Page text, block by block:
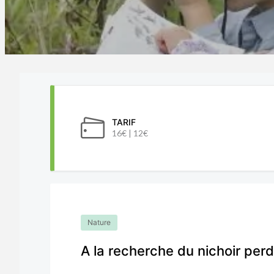
TARIF
16€ | 12€
Nature
A la recherche du nichoir